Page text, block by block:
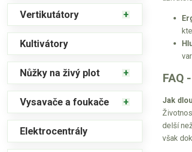
Vertikutátory
Kultivátory
Nůžky na živý plot
Vysavače a foukače
Elektrocentrály
FAQ
Jak
delší
však